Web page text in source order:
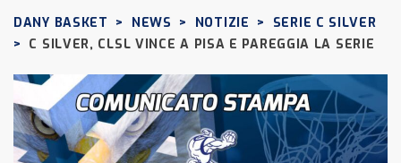
DANY BASKET > NEWS > NOTIZIE >
SERIE C SILVER
> C SILVER, CLSL VINCE A PISA E PAREGGIA LA SERIE